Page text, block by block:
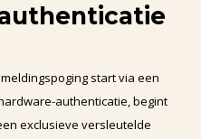
start via een
authenticatie, begint
exclusieve versleutelde